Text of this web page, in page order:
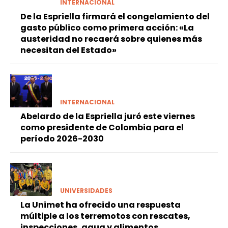
INTERNACIONAL
De la Espriella firmará el congelamiento del
gasto público como primera acción: «La
austeridad no recaerá sobre quienes más
necesitan del Estado»
INTERNACIONAL
Abelardo de la Espriella juró este viernes
como presidente de Colombia para el
período 2026-2030
UNIVERSIDADES
La Unimet ha ofrecido una respuesta
múltiple a los terremotos con rescates,